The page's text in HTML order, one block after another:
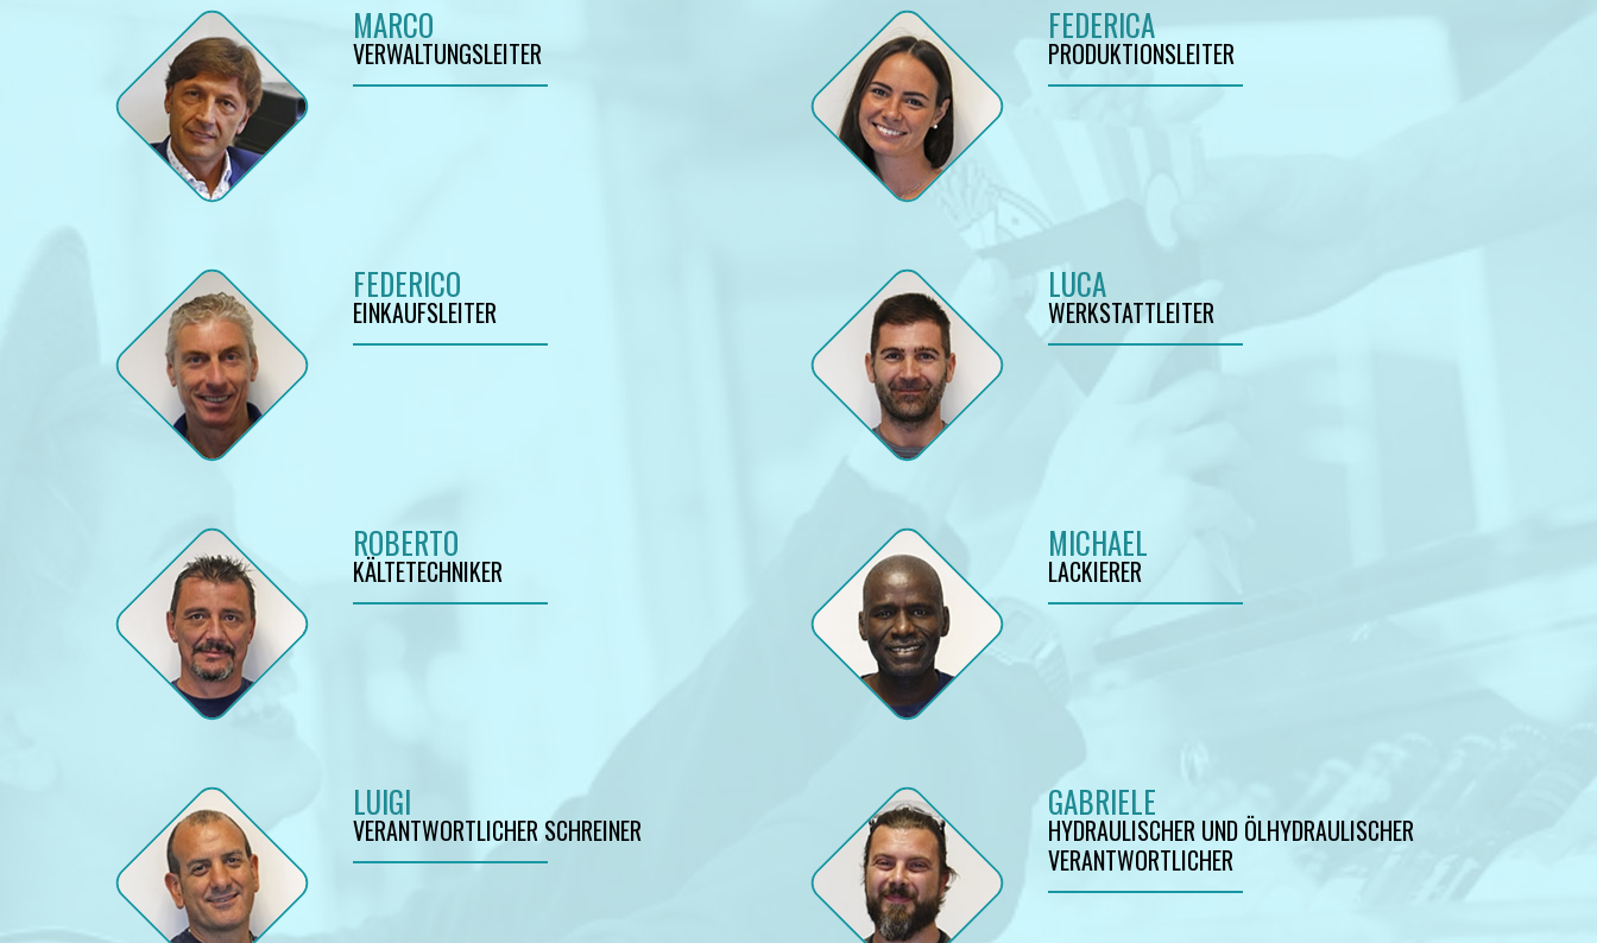
MARCO
VERWALTUNGSLEITER
FEDERICA
PRODUKTIONSLEITER
FEDERICO
EINKAUFSLEITER
LUCA
WERKSTATTLEITER
ROBERTO
KÄLTETECHNIKER
MICHAEL
LACKIERER
LUIGI
VERANTWORTLICHER SCHREINER
GABRIELE
HYDRAULISCHER UND ÖLHYDRAULISCHER
VERANTWORTLICHER